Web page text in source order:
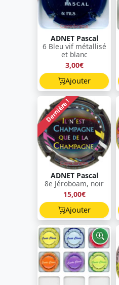
ADNET Pascal
6 Bleu vif métallisé
et blanc
3,00€
Ajouter
Dernière !
ADNET Pascal
8e Jéroboam, noir
15,00€
Ajouter